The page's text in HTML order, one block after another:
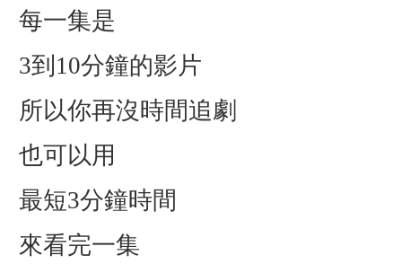
每一集是
3到10分鐘的影片
所以你再沒時間追劇
也可以用
最短3分鐘時間
來看完一集